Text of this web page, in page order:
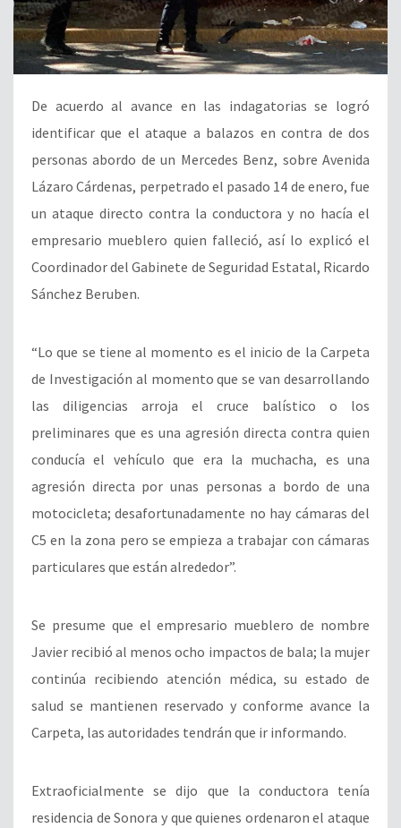
De acuerdo al avance en las indagatorias se logró
identificar que el ataque a balazos en contra de dos
personas abordo de un Mercedes Benz, sobre Avenida
Lázaro Cárdenas, perpetrado el pasado 14 de enero, fue
un ataque directo contra la conductora y no hacía el
empresario mueblero quien falleció, así lo explicó el
Coordinador del Gabinete de Seguridad Estatal, Ricardo
Sánchez Beruben.
“Lo que se tiene al momento es el inicio de la Carpeta
de Investigación al momento que se van desarrollando
las diligencias arroja el cruce balístico o los
preliminares que es una agresión directa contra quien
conducía el vehículo que era la muchacha, es una
agresión directa por unas personas a bordo de una
motocicleta; desafortunadamente no hay cámaras del
C5 en la zona pero se empieza a trabajar con cámaras
particulares que están alrededor”.
Se presume que el empresario mueblero de nombre
Javier recibió al menos ocho impactos de bala; la mujer
continúa recibiendo atención médica, su estado de
salud se mantienen reservado y conforme avance la
Carpeta, las autoridades tendrán que ir informando.
Extraoficialmente se dijo que la conductora tenía
residencia de Sonora y que quienes ordenaron el ataque